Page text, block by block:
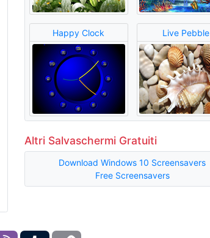
Happy Clock Live Pebble
Altri Salvaschermi Gratuiti
Download Windows 10 Screensavers
Free Screensavers